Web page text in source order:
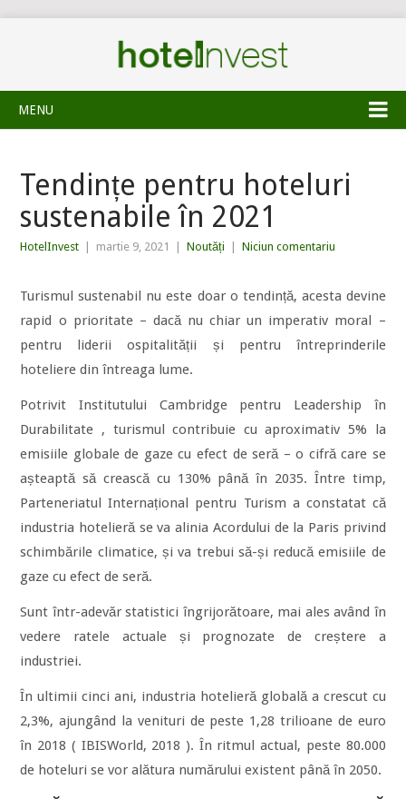
MENU
Tendințe pentru hoteluri
sustenabile în 2021
HotelInvest martie 9, 2021 Noutăți Niciun comentariu
Turismul sustenabil nu este doar o tendință, acesta devine
rapid o prioritate – dacă nu chiar un imperativ moral –
pentru liderii ospitalității și pentru întreprinderile
hoteliere din întreaga lume.
Potrivit Institutului Cambridge pentru Leadership în
Durabilitate , turismul contribuie cu aproximativ 5% la
emisiile globale de gaze cu efect de seră – o cifră care se
așteaptă să crească cu 130% până în 2035. Între timp,
Parteneriatul Internațional pentru Turism a constatat că
industria hotelieră se va alinia Acordului de la Paris privind
schimbările climatice, și va trebui să-și reducă emisiile de
gaze cu efect de seră.
Sunt într-adevăr statistici îngrijorătoare, mai ales având în
vedere ratele actuale și prognozate de creștere a
industriei.
În ultimii cinci ani, industria hotelieră globală a crescut cu
2,3%, ajungând la venituri de peste 1,28 trilioane de euro
în 2018 ( IBISWorld, 2018 ). În ritmul actual, peste 80.000
de hoteluri se vor alătura numărului existent până în 2050.